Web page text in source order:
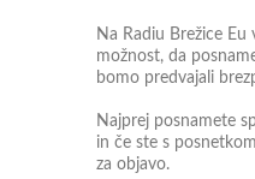
Na Radiu Brežice
možnost, da
bomo predvajali
Najprej posnamete
in če ste s
za objavo.